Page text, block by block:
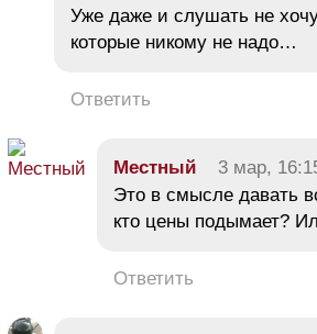
Уже даже и слушать не
которые никому не надо…
Ответить
Местный 3 мар,
Это в смысле давать
кто цены подымает?
Ответить